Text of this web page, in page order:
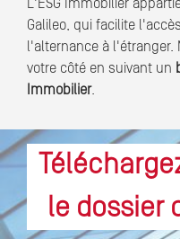
L'ESG Immobilier
Galileo, qui facilite
l'alternance à l'étranger.
votre côté en suivant un
Immobilier.
le dossier